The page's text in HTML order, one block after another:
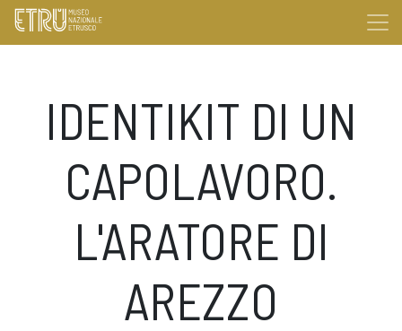
IDENTIKIT DI UN
CAPOLAVORO.
L'ARATORE DI
AREZZO